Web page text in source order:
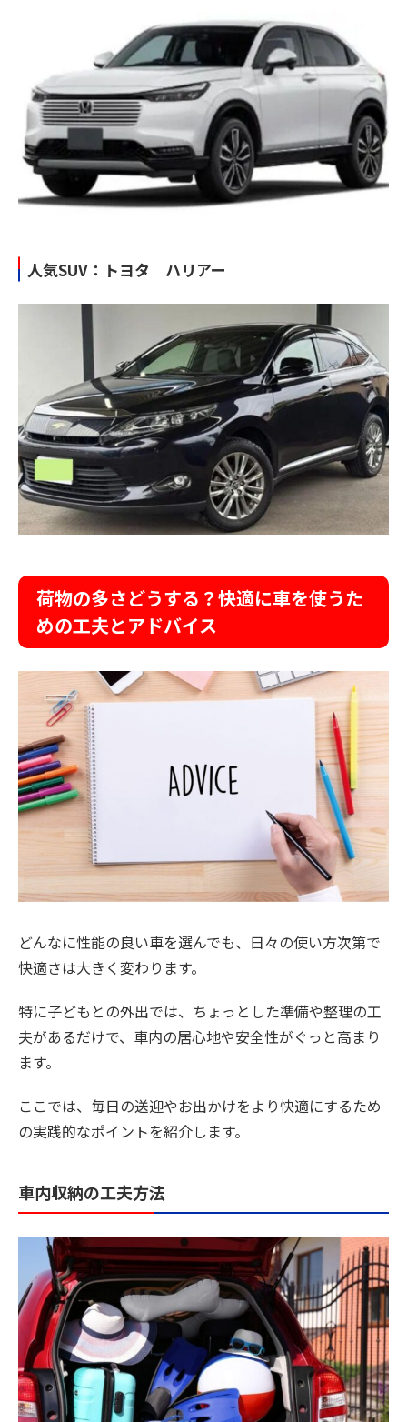
人気SUV：トヨタ ハリアー
荷物の多さどうする？快適に車を使うた
めの工夫とアドバイス
どんなに性能の良い車を選んでも、日々の使い方次第で
快適さは大きく変わります。
特に子どもとの外出では、ちょっとした準備や整理の工
夫があるだけで、車内の居心地や安全性がぐっと高まり
ます。
ここでは、毎日の送迎やお出かけをより快適にするため
の実践的なポイントを紹介します。
車内収納の工夫方法